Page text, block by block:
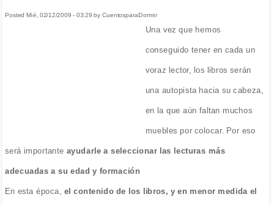
Posted Mié, 02/12/2009 - 03:29 by CuentosparaDormir
Una vez que hemos
conseguido tener en cada un
voraz lector, los libros serán
una autopista hacia su cabeza,
en la que aún faltan muchos
muebles por colocar. Por eso
será importante ayudarle a seleccionar las lecturas más
adecuadas a su edad y formación
En esta época, el contenido de los libros, y en menor medida el